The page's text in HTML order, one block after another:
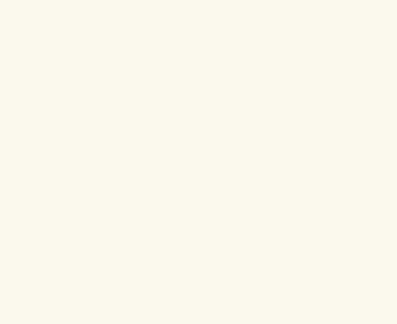
nuestro sistema. Es posible
funcionar correctamente.
de nuestro sitio web. Almacenan
relevante para sus intereses en
única de su navegador y